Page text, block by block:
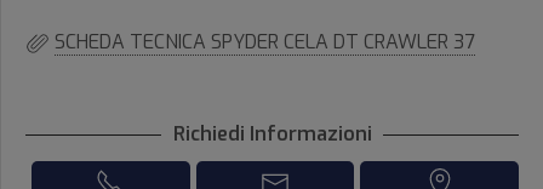
SCHEDA TECNICA SPYDER CELA DT CRAWLER 37
Richiedi Informazioni